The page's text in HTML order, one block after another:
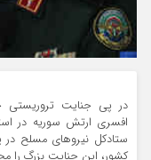
در پی جنایت تروریستی
افسری ارتش سوریه در
ستادکل نیروهای مسلح